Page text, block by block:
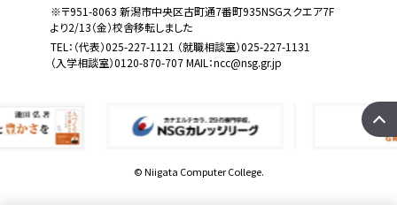
※〒951-8063 新潟市中央区古町通7番町935NSGスクエア7F
より2/13（金）校舎移転しました
TEL： （代表）025-227-1121 （就職相談室）025-227-1131
（入学相談室）0120-870-707 MAIL：ncc@nsg.gr.jp
© Niigata Computer College.